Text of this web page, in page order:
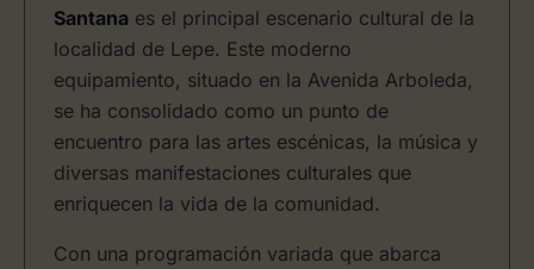
Santana es el principal escenario cultural de la
localidad de Lepe. Este moderno
equipamiento, situado en la Avenida Arboleda,
se ha consolidado como un punto de
encuentro para las artes escénicas, la música y
diversas manifestaciones culturales que
enriquecen la vida de la comunidad.
Con una programación variada que abarca